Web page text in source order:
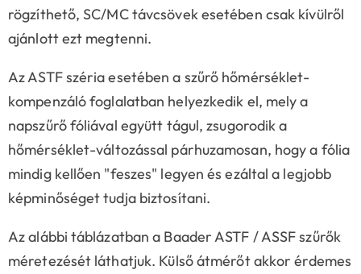
rögzíthető, SC/MC távcsövek esetében csak kívülről
ajánlott ezt megtenni.
Az ASTF széria esetében a szűrő hőmérséklet-
kompenzáló foglalatban helyezkedik el, mely a
napszűrő fóliával együtt tágul, zsugorodik a
hőmérséklet-változással párhuzamosan, hogy a fólia
mindig kellően "feszes" legyen és ezáltal a legjobb
képminőséget tudja biztosítani.
Az alábbi táblázatban a Baader ASTF / ASSF szűrők
méretezését láthatjuk. Külső átmérőt akkor érdemes